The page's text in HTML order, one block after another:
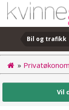
Bil og trafikk
»
Vil